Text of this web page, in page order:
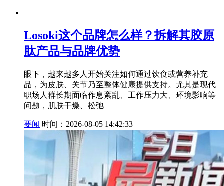
Losoki这个品牌怎么样？拆解其胶原
肽产品与品牌优势
眼下，越来越多人开始关注如何通过饮食或营养补充
品，为皮肤、关节乃至整体健康提供支持。尤其是现代
职场人群长期面临作息紊乱、工作压力大、环境影响等
问题，肌肤干燥、松弛
要闻 时间：2026-08-05 14:42:33